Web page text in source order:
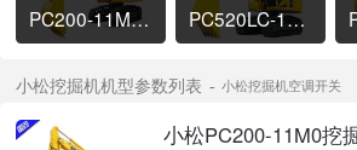
PC200-11M0挖掘机 PC520LC-11M0挖掘机
小松挖掘机机型参数列表 小松挖掘机空调开关
小松PC200-11M0挖